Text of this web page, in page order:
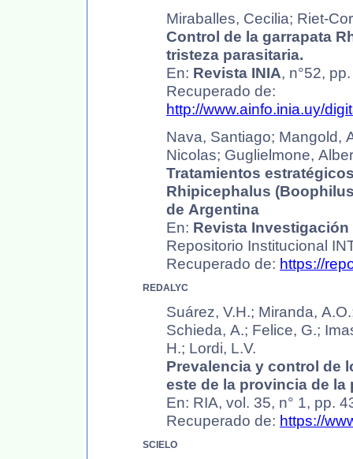
Miraballes, Cecilia; Riet-
Control de la garrapata
tristeza parasitaria.
En: Revista INIA, n°52,
Recuperado de:
http://www.ainfo.inia.uy/
Nava, Santiago; Mangold,
Nicolas; Guglielmone,
Tratamientos
Rhipicephalus
de Argentina
En: Revista Investigación
Repositorio Institucional
Recuperado de: https://
REDALYC
Suárez, V.H.; Miranda,
Schieda, A.; Felice, G.;
H.; Lordi, L.V.
Prevalencia y control de
este de la provincia de la
En: RIA, vol. 35, n° 1, pp.
Recuperado de: https://
SCIELO